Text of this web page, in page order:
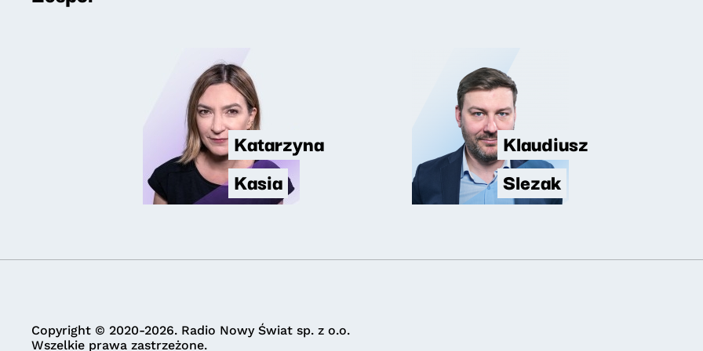
Katarzyna
Kasia
Klaudiusz
Slezak
Copyright © 2020-2026. Radio Nowy Świat sp. z o.o.
Wszelkie prawa zastrzeżone.